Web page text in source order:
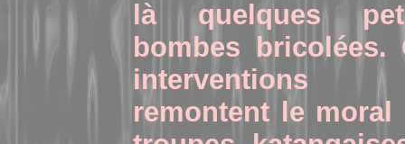
là quelques
bombes bricolées.
interventions
remontent le moral